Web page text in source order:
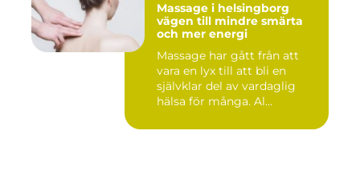
Massage i helsingborg
vägen till mindre smärta
och mer energi
Massage har gått från att
vara en lyx till att bli en
självklar del av vardaglig
hälsa för många. Al...